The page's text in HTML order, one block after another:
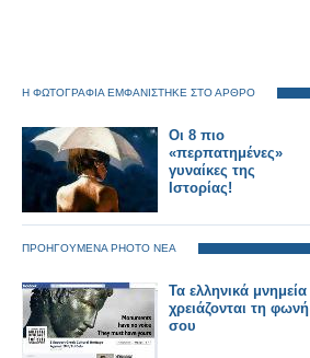
Η ΦΩΤΟΓΡΑΦΙΑ ΕΜΦΑΝΙΣΤΗΚΕ ΣΤΟ ΑΡΘΡΟ
Οι 8 πιο
«περπατημένες»
γυναίκες της
Ιστορίας!
ΠΡΟΗΓΟΥΜΕΝΑ PHOTO ΝΕΑ
Τα ελληνικά μνημεία
χρειάζονται τη φωνή
σου